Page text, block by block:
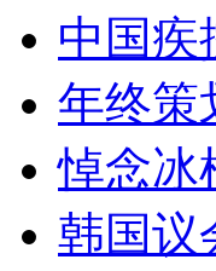
中国疾
年终策
悼念冰
韩国议